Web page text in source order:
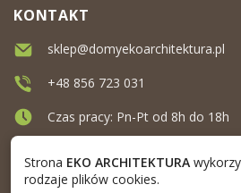
KONTAKT
sklep@domyekoarchitektura.pl
+48 856 723 031
Czas pracy: Pn-Pt od 8h do 18h
Strona EKO ARCHITEKTURA
rodzaje plików cookies.